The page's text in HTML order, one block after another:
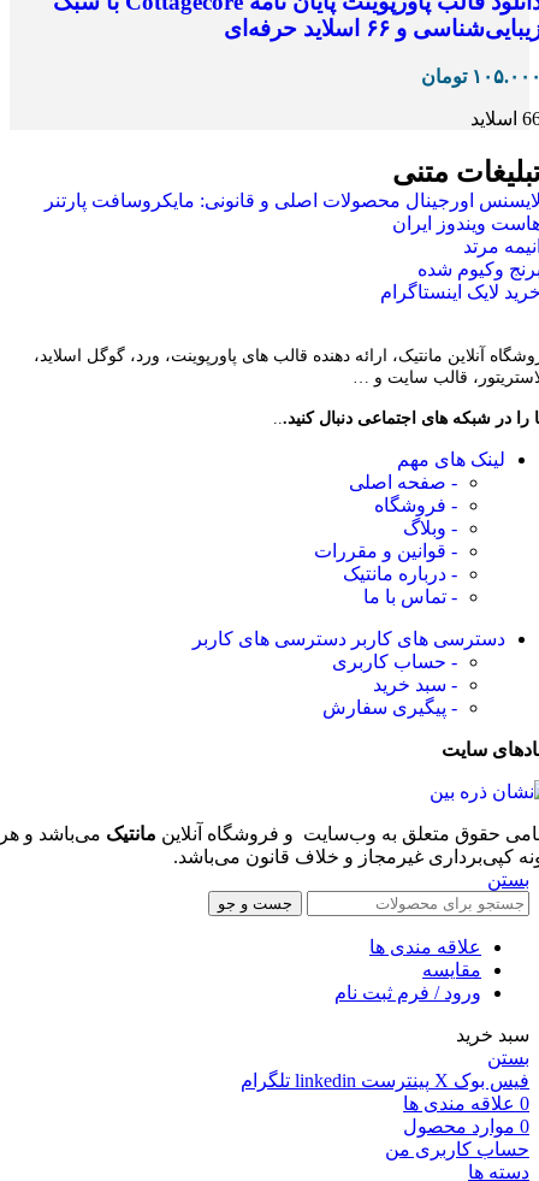
و ۶۶ اسلاید حرفه‌ای
تومان
اسلاید
متنی
اورجینال محصولات اصلی و قانونی: مایکروسافت پارتنر
ویندوز ایران
مرتد
وکیوم شده
لایک اینستاگرام
آنلاین مانتیک، ارائه دهنده قالب های پاورپوینت، ورد، گوگل اسلاید،
قالب سایت و …
را در شبکه های اجتماعی دنبال کنید.
لینک های مهم
- صفحه اصلی
- فروشگاه
- وبلاگ
- قوانین و مقررات
- درباره مانتیک
- تماس با ما
دسترسی های کاربر دسترسی های کاربر
- حساب کاربری
- سبد خرید
- پیگیری سفارش
سایت
حقوق متعلق به وب‌سایت و فروشگاه‌ آنلاین مانتیک می‌باشد و هر
کپی‌برداری غیرمجاز و خلاف قانون می‌باشد.
بستن
جست و جو
علاقه مندی ها
مقایسه
ورود / فرم ثبت نام
سبد خرید
بستن
فیس بوک X پینترست linkedin تلگرام
0 علاقه مندی ها
0 موارد محصول
حساب کاربری من
دسته ها